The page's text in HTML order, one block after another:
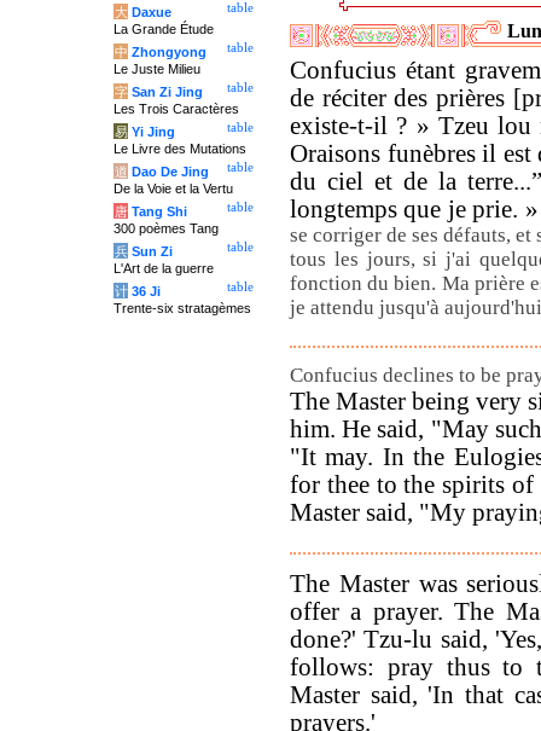
Confucius étant
de réciter des prières
existe-t-il ? » Tzeu lou
Oraisons funèbres il
du ciel et de la
longtemps que je prie.
se corriger de ses défauts,
tous les jours, si j'ai
fonction du bien. Ma prière
je attendu jusqu'à
Confucius declines to be
The Master being very
him. He said, "May
"It may. In the
for thee to the spirits
Master said, "My
The Master was
offer a prayer. The
done?' Tzu-lu said,
follows: pray thus to
Master said, 'In that
prayers.'
table
大 Daxue
La Grande Étude
table
中 Zhongyong
Le Juste Milieu
table
字 San Zi Jing
Les Trois Caractères
table
易 Yi Jing
Le Livre des Mutations
table
道 Dao De Jing
De la Voie et la Vertu
table
唐 Tang Shi
300 poèmes Tang
table
兵 Sun Zi
L'Art de la guerre
table
计 36 Ji
Trente-six stratagèmes